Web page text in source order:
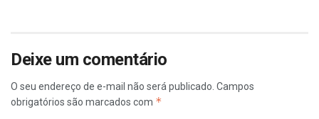
Deixe um comentário
O seu endereço de e-mail não será publicado. Campos
obrigatórios são marcados com *